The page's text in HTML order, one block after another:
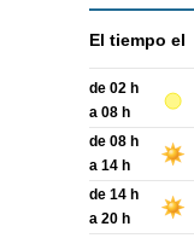
El tiempo el
de 02 h
a 08 h
de 08 h
a 14 h
de 14 h
a 20 h